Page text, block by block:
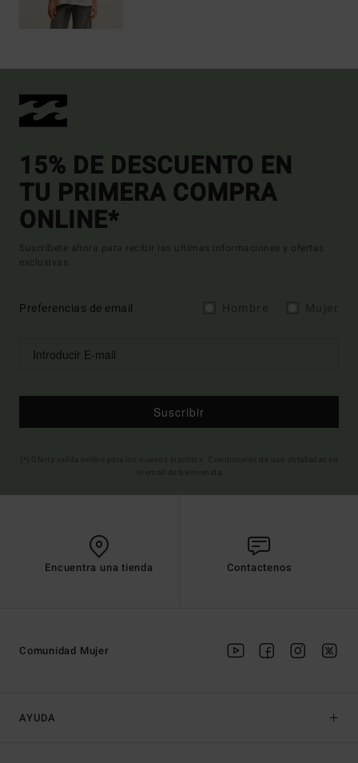
15% DE DESCUENTO EN
TU PRIMERA COMPRA
ONLINE*
Suscríbete ahora para recibir las ultimas informaciones y ofertas
exclusivas.
Preferencias de email
Suscribir
Encuentra una tienda Contactenos
AYUDA
Comunidad Mujer